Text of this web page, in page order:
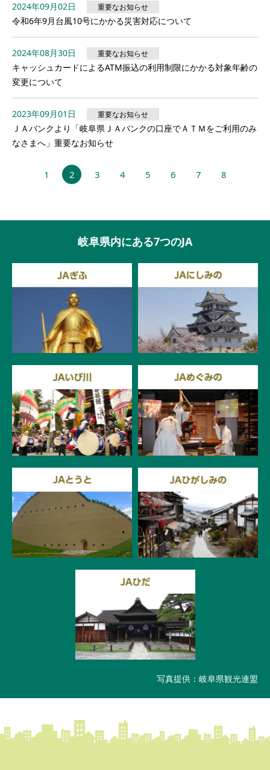
2024年09月02日 重要なお知らせ
令和6年9月台風10号にかかる災害対応について
2024年08月30日 重要なお知らせ
キャッシュカードによるATM振込の利用制限にかかる対象年齢の
変更について
2023年09月01日 重要なお知らせ
ＪＡバンクより「岐阜県ＪＡバンクの口座でＡＴＭをご利用のみ
なさまへ」重要なお知らせ
1 2 3 4 5 6 7 8
岐阜県内にある7つのJA
写真提供：岐阜県観光連盟